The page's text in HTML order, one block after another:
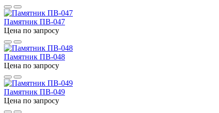
Памятник ПВ-047
Цена по запросу
Памятник ПВ-048
Цена по запросу
Памятник ПВ-049
Цена по запросу